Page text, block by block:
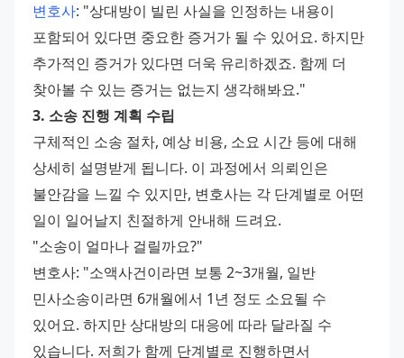
변호사: "상대방이 빌린 사실을 인정하는 내용이
포함되어 있다면 중요한 증거가 될 수 있어요. 하지만
추가적인 증거가 있다면 더욱 유리하겠죠. 함께 더
찾아볼 수 있는 증거는 없는지 생각해봐요."
3. 소송 진행 계획 수립
구체적인 소송 절차, 예상 비용, 소요 시간 등에 대해
상세히 설명받게 됩니다. 이 과정에서 의뢰인은
불안감을 느낄 수 있지만, 변호사는 각 단계별로 어떤
일이 일어날지 친절하게 안내해 드려요.
"소송이 얼마나 걸릴까요?"
변호사: "소액사건이라면 보통 2~3개월, 일반
민사소송이라면 6개월에서 1년 정도 소요될 수
있어요. 하지만 상대방의 대응에 따라 달라질 수
있습니다. 저희가 함께 단계별로 진행하면서